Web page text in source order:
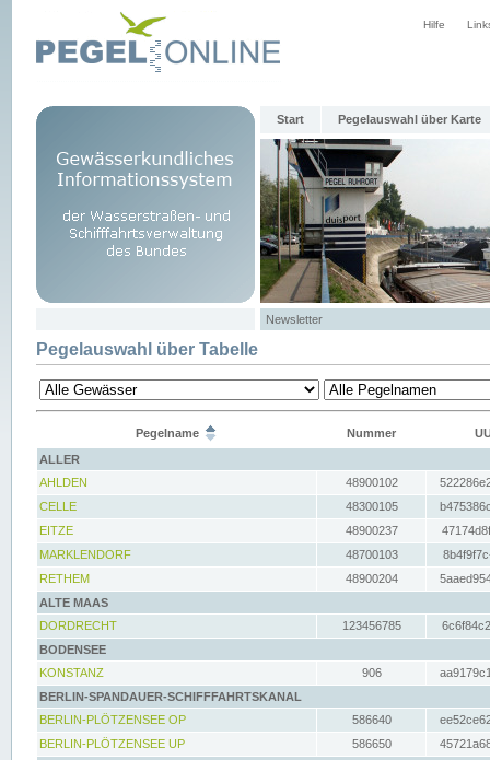
Hilfe
Start Pegelauswahl über Karte
Newsletter
Pegelauswahl über Tabelle
Pegelname Nummer
ALLER
AHLDEN
48900102
CELLE
48300105
EITZE
48900237
MARKLENDORF
48700103
RETHEM
48900204
ALTE MAAS
DORDRECHT
123456785
BODENSEE
KONSTANZ
906
BERLIN-SPANDAUER-SCHIFFFAHRTSKANAL
BERLIN-PLÖTZENSEE OP
586640
BERLIN-PLÖTZENSEE UP
586650